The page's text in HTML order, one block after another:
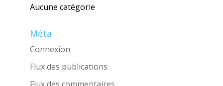
Aucune catégorie
Méta
Connexion
Flux des publications